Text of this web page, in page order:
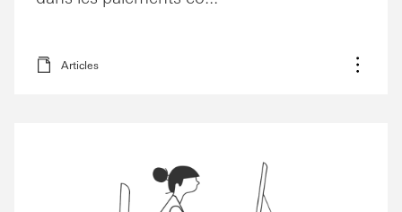
Articles